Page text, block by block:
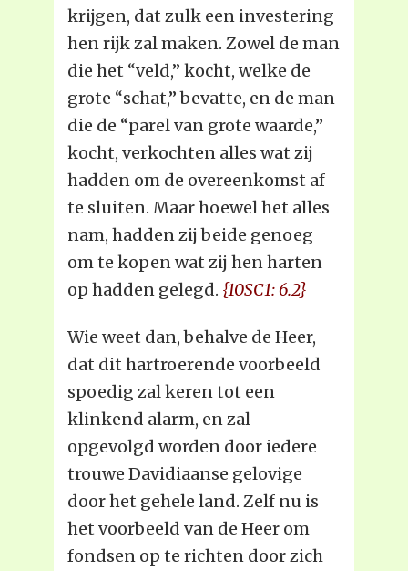
krijgen, dat zulk een investering
hen rijk zal maken. Zowel de man
die het “veld,” kocht, welke de
grote “schat,” bevatte, en de man
die de “parel van grote waarde,”
kocht, verkochten alles wat zij
hadden om de overeenkomst af
te sluiten. Maar hoewel het alles
nam, hadden zij beide genoeg
om te kopen wat zij hen harten
op hadden gelegd. {10SC1: 6.2}
Wie weet dan, behalve de Heer,
dat dit hartroerende voorbeeld
spoedig zal keren tot een
klinkend alarm, en zal
opgevolgd worden door iedere
trouwe Davidiaanse gelovige
door het gehele land. Zelf nu is
het voorbeeld van de Heer om
fondsen op te richten door zich